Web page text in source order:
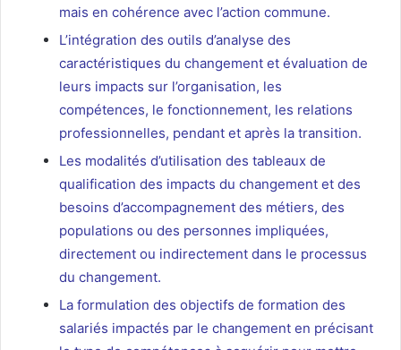
mais en cohérence avec l’action commune.
L’intégration des outils d’analyse des
caractéristiques du changement et évaluation de
leurs impacts sur l’organisation, les
compétences, le fonctionnement, les relations
professionnelles, pendant et après la transition.
Les modalités d’utilisation des tableaux de
qualification des impacts du changement et des
besoins d’accompagnement des métiers, des
populations ou des personnes impliquées,
directement ou indirectement dans le processus
du changement.
La formulation des objectifs de formation des
salariés impactés par le changement en précisant